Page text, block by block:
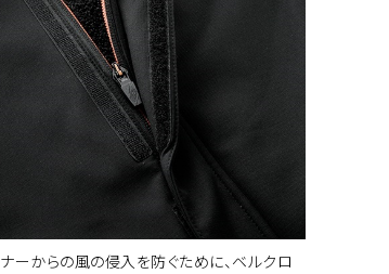
ーからの風の侵入を防ぐために、ベルクロ